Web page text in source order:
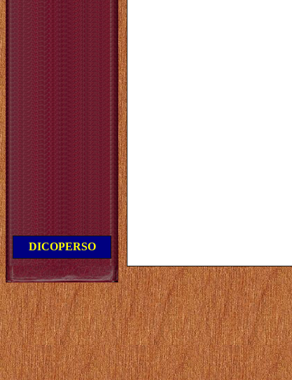
DICOPERSO